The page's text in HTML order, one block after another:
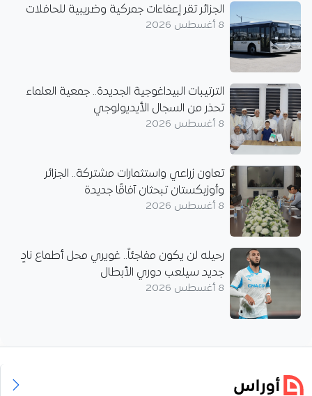
الجزائر تقر إعفاءات جمركية وضريبية للحافلات
8 أغسطس 2026
الترتيبات البيداغوجية الجديدة.. جمعية العلماء
تحذر من السجال الأيديولوجي
8 أغسطس 2026
تعاون زراعي واستثمارات مشتركة.. الجزائر
وأوزبكستان تبحثان آفاقًا جديدة
8 أغسطس 2026
رحيله لن يكون مفاجئاً.. غويري محل أطماع نادٍ
جديد سيلعب دوري الأبطال
8 أغسطس 2026